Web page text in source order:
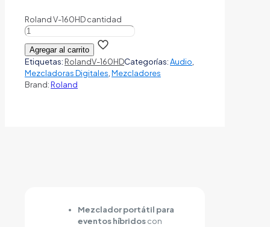
Roland V-160HD cantidad
Agregar al carrito
Etiquetas: RolandV-160HDCategorías:Audio
Mezcladoras Digitales Mezcladores
Brand:Roland
Mezclador portátil para
eventos híbridoscon